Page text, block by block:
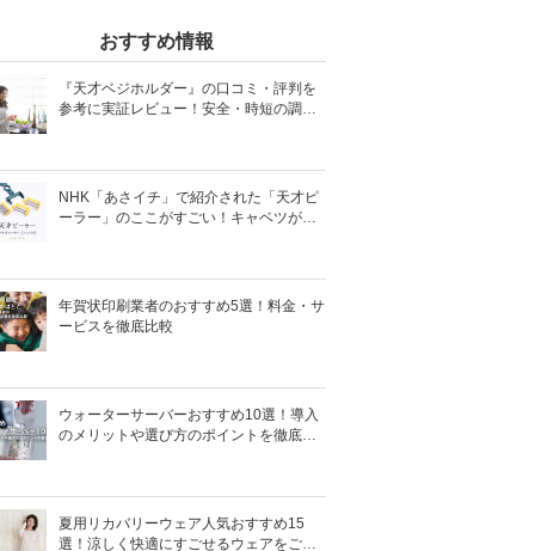
おすすめ情報
『天才ベジホルダー』の口コミ・評判を
参考に実証レビュー！安全・時短の調理
NHK「あさイチ」で紹介された「天才ピ
ーラー」のここがすごい！キャベツがほ
年賀状印刷業者のおすすめ5選！料金・サ
ービスを徹底比較
ウォーターサーバーおすすめ10選！導入
のメリットや選び方のポイントを徹底解
夏用リカバリーウェア人気おすすめ15
選！涼しく快適にすごせるウェアをご紹